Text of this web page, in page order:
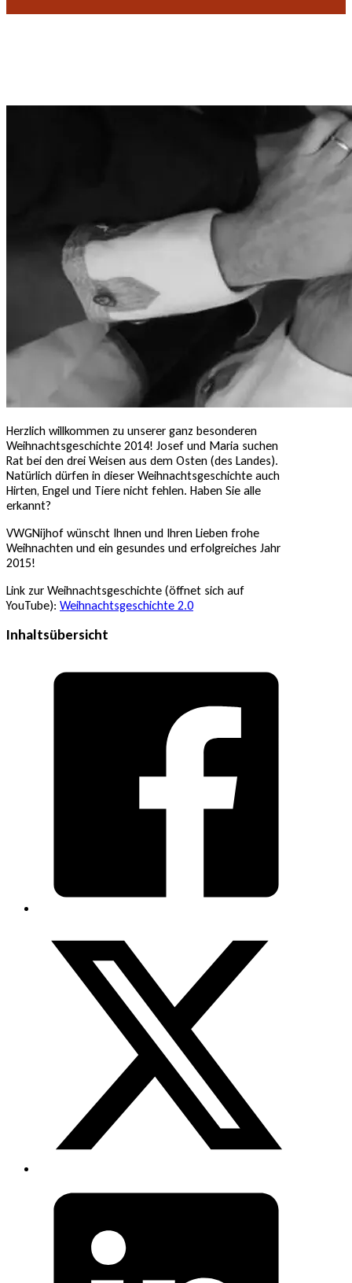
Herzlich willkommen zu unserer ganz besonderen
Weihnachtsgeschichte 2014! Josef und Maria suchen
Rat bei den drei Weisen aus dem Osten (des Landes).
Natürlich dürfen in dieser Weihnachtsgeschichte auch
Hirten, Engel und Tiere nicht fehlen. Haben Sie alle
erkannt?
VWGNijhof wünscht Ihnen und Ihren Lieben frohe
Weihnachten und ein gesundes und erfolgreiches Jahr
2015!
Link zur Weihnachtsgeschichte (öffnet sich auf
YouTube): Weihnachtsgeschichte 2.0
Inhaltsübersicht